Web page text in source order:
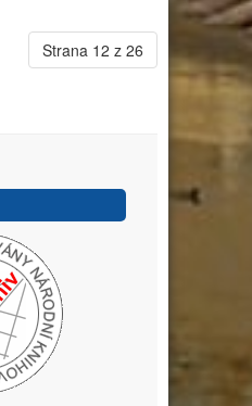
Strana 12 z 26